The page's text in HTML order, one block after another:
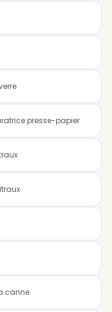
presse-papier
canne